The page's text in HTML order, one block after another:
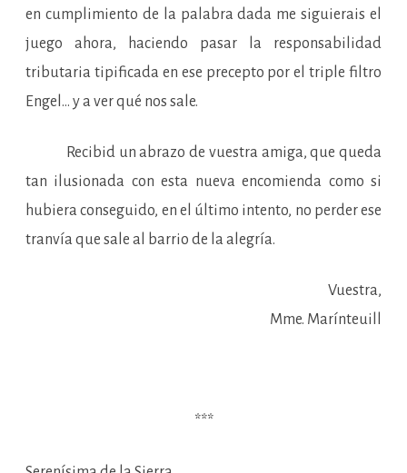
en cumplimiento de la palabra dada me siguierais el
juego ahora, haciendo pasar la responsabilidad
tributaria tipificada en ese precepto por el triple filtro
Engel… y a ver qué nos sale.
Recibid un abrazo de vuestra amiga, que queda
tan ilusionada con esta nueva encomienda como si
hubiera conseguido, en el último intento, no perder ese
tranvía que sale al barrio de la alegría.
Vuestra,
Mme. Marínteuill
***